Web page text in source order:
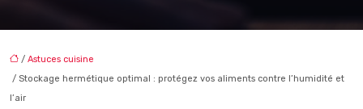
/ Astuces cuisine
/ Stockage hermétique optimal : protégez vos aliments contre l’humidité et
l’air